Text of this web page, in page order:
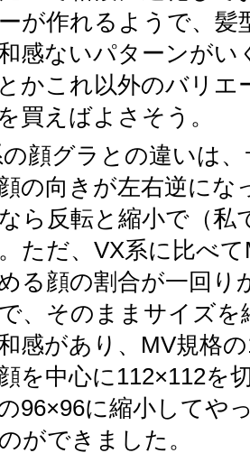
が作れるようで、髪
感ないパターンがい
かこれ以外のバリエ
買えばよさそう。
顔グラとの違いは
の向きが左右逆に
ら反転と縮小で（私
ただ、VX系に比べ
る顔の割合が一回り
、そのままサイズ
感があり、MV規格
を中心に112×112を
96×96に縮小してや
ができました。